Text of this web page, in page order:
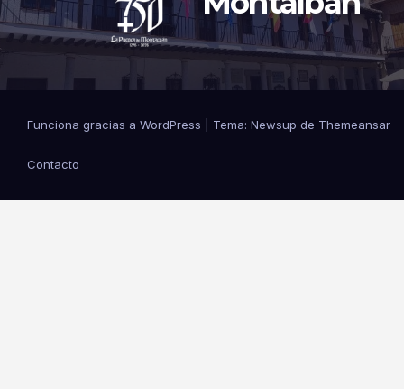
Funciona gracias a WordPress Tema: Newsup de Themeansar
Contacto